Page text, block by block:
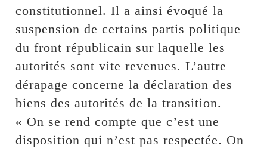
constitutionnel. Il a ainsi évoqué la
suspension de certains partis politique
du front républicain sur laquelle les
autorités sont vite revenues. L’autre
dérapage concerne la déclaration des
biens des autorités de la transition.
« On se rend compte que c’est une
disposition qui n’est pas respectée. On